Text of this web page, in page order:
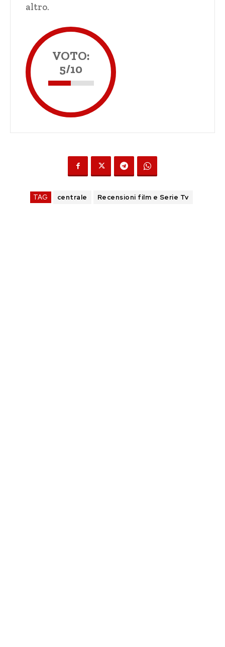
altro.
VOTO:
5/10
TAG centrale Recensioni film e Serie Tv